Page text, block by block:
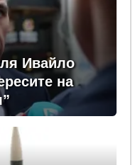
Ивайло
на